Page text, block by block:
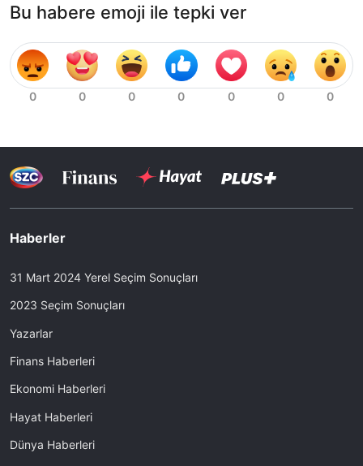
Bu habere emoji ile tepki ver
Haberler
31 Mart 2024 Yerel Seçim Sonuçları
2023 Seçim Sonuçları
Yazarlar
Finans Haberleri
Ekonomi Haberleri
Hayat Haberleri
Dünya Haberleri